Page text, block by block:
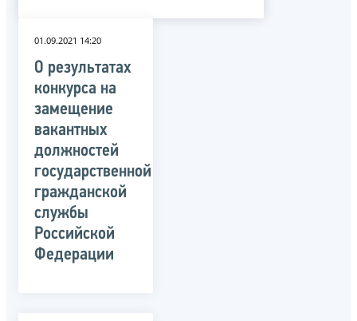
01.09.2021 14:20
О результатах
конкурса на
замещение
вакантных
должностей
государственной
гражданской
службы
Российской
Федерации